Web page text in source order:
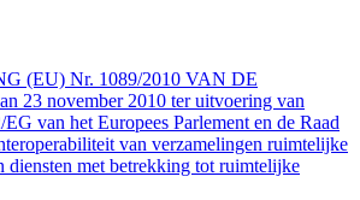
(EU) Nr. 1089/2010 VAN DE
23 november 2010 ter uitvoering van
van het Europees Parlement en de Raad
van verzamelingen ruimtelijke
diensten met betrekking tot ruimtelijke